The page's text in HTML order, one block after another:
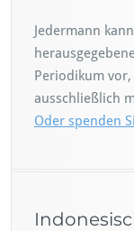
Jedermann kann
Periodikum
ausschließlich
Oder spenden